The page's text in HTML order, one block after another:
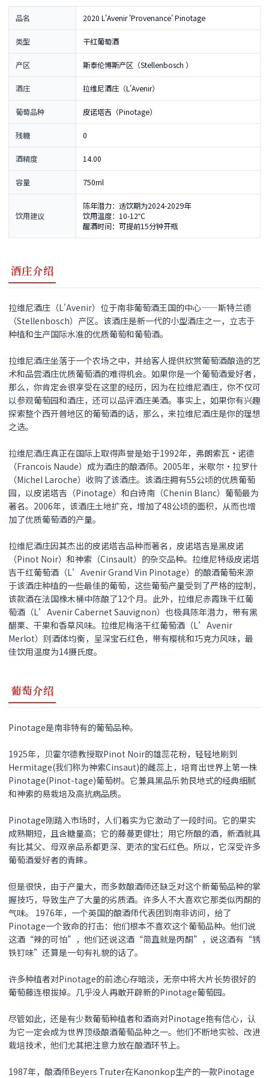
品名 2020 L'Avenir 'Provenance' Pinotage
类型 干红葡萄酒
产区 斯泰伦博斯产区（Stellenbosch ）
酒庄 拉维尼酒庄（L'Avenir）
葡萄品种 皮诺塔吉（Pinotage）
残糖 0
酒精度 14.00
容量 750ml
饮用建议
陈年潜力：适饮期为2024-2029年
饮用温度：10-12℃
醒酒时间：可提前15分钟开瓶
酒庄介绍
拉维尼酒庄（L'Avenir）位于南非葡萄酒王国的中心——斯特兰德
（Stellenbosch）产区。该酒庄是新一代的小型酒庄之一，立志于
种植和生产国际水准的优质葡萄和葡萄酒。
拉维尼酒庄坐落于一个农场之中，并给客人提供欣赏葡萄酒酿造的艺
术和品尝酒庄优质葡萄酒的难得机会。如果你是一个葡萄酒爱好者，
那么，你肯定会很享受在这里的经历，因为在拉维尼酒庄，你不仅可
以参观葡萄园和酒庄，还可以品评酒庄美酒。事实上，如果你有兴趣
探索整个西开普地区的葡萄酒的话，那么，来拉维尼酒庄是你的理想
之选。
拉维尼酒庄真正在国际上取得声誉是始于1992年，弗朗索瓦•诺德
（Francois Naude）成为酒庄的酿酒师。2005年，米歇尔•拉罗什
（Michel Laroche）收购了该酒庄。该酒庄拥有55公顷的优质葡萄
园，以皮诺塔吉（Pinotage）和白诗南（Chenin Blanc）葡萄最为
著名。2006年，该酒庄土地扩充，增加了48公顷的面积，从而也增
加了优质葡萄酒的产量。
拉维尼酒庄因其杰出的皮诺塔吉品种而著名，皮诺塔吉是黑皮诺
（Pinot Noir）和神索（Cinsault）的杂交品种。拉维尼特级皮诺塔
吉干红葡萄酒（L’Avenir Grand Vin Pinotage）的酿酒葡萄来源
于该酒庄种植的一些最佳的葡萄，这些葡萄产量受到了严格的控制，
该款酒在法国橡木桶中陈酿了12个月。此外，拉维尼赤霞珠干红葡
萄酒（L’Avenir Cabernet Sauvignon）也极具陈年潜力，带有黑
醋栗、干果和香草风味。拉维尼梅洛干红葡萄酒（L’Avenir
Merlot）则酒体均衡，呈深宝石红色，带有樱桃和巧克力风味，最
佳饮用温度为14摄氏度。
葡萄介绍
Pinotage是南非特有的葡萄品种。
1925年，贝霍尔德教授取Pinot Noir的雄蕊花粉，轻轻地刷到
Hermitage(我们称为神索Cinsaut)的雌蕊上，培育出世界上第一株
Pinotage(Pinot-tage)葡萄树。它兼具黑品乐勃艮地式的经典细腻
和神索的易栽培及高抗病品质。
Pinotage刚踏入市场时，人们着实为它激动了一段时间。它的果实
成熟期短，且含糖量高；它的藤蔓更健壮；用它所酿的酒，新酒就具
有比其父、母双亲品系都更深、更浓的宝石红色。所以，它深受许多
葡萄酒爱好者的青睐。
但是很快，由于产量大，而多数酿酒师还缺乏对这个新葡萄品种的掌
握技巧，导致生产了大量的劣质酒。许多人不大喜欢它那类似丙酮的
气味。 1976年，一个英国的酿酒师代表团到南非访问，给了
Pinotage一个致命的打击：他们根本不喜欢这个葡萄品种。他们说
这酒“辣的可怕”，他们还说这酒“简直就是丙酮”，说这酒有“锈
铁钉味”还算是一句有礼貌的话了。
许多种植者对Pinotage的前途心存暗淡，无奈中将大片长势很好的
葡萄藤连根拔掉。几乎没人再敢开辟新的Pinotage葡萄园。
尽管如此，还是有少数葡萄种植者和酒商对Pinotage抱有信心，认
为它一定会成为世界顶级酿酒葡萄品种之一。他们不断地实验、改进
栽培技术，他们尤其把注意力放在酿酒环节上。
1987年，酿酒师Beyers Truter在Kanonkop生产的一款Pinotage